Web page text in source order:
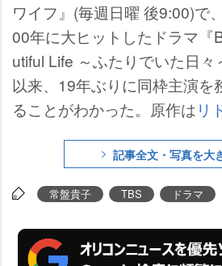
ワイフ』(毎週日曜 後9:00)で
00年に大ヒットしたドラマ『
utiful Life ～ふたりでいた日々
以来、19年ぶりに同枠主演を
ることがわかった。原作は リ
年から7年に渡ってアメリカ
送されたドラマ『The Good Wif
e』。夫がスキャンダルで逮捕
れ、16年ぶりに弁護士に復帰
妻を演じる。
記事全文・写真を大
常盤貴子 TBS ドラマ